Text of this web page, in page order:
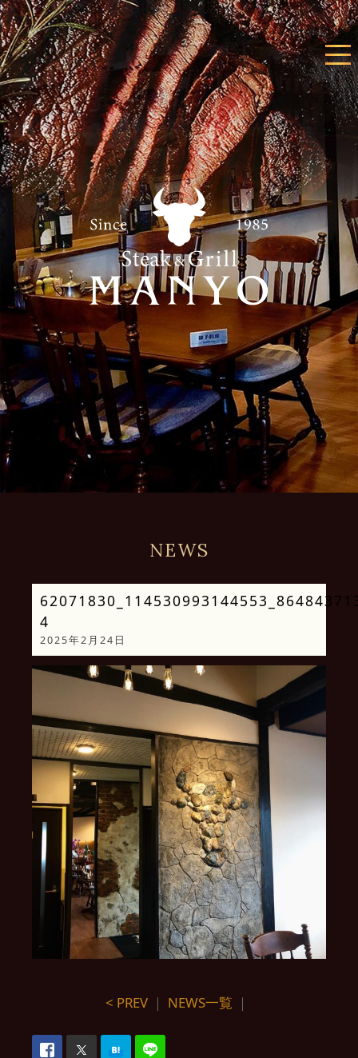
NEWS
4
2025年2月24日
< PREV ｜ NEWS一覧 ｜